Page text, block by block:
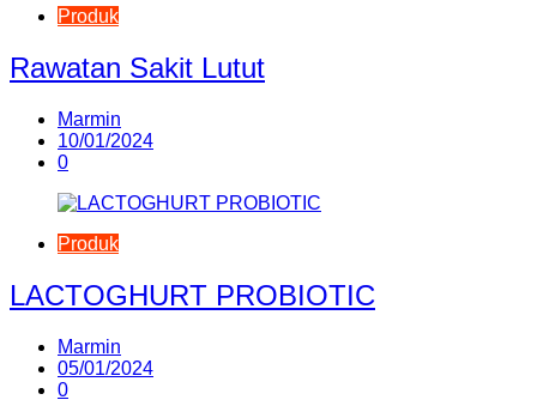
Produk
Rawatan Sakit Lutut
Marmin
10/01/2024
0
Produk
LACTOGHURT PROBIOTIC
Marmin
05/01/2024
0